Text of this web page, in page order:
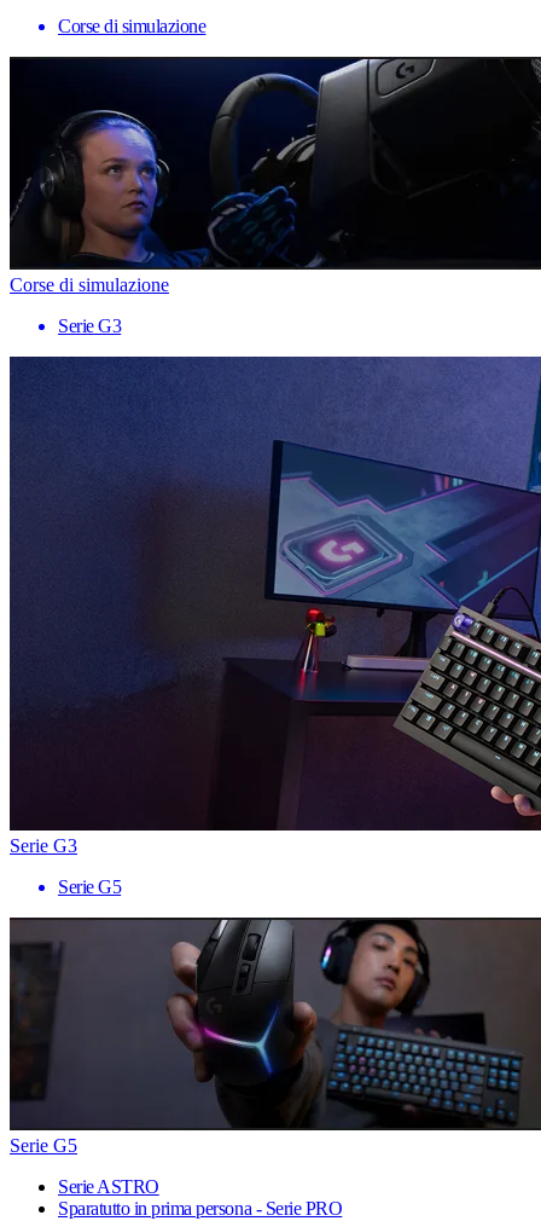
Corse di simulazione
Corse di simulazione
Serie G3
Serie G3
Serie G5
Serie G5
Serie ASTRO
Sparatutto in prima persona - Serie PRO